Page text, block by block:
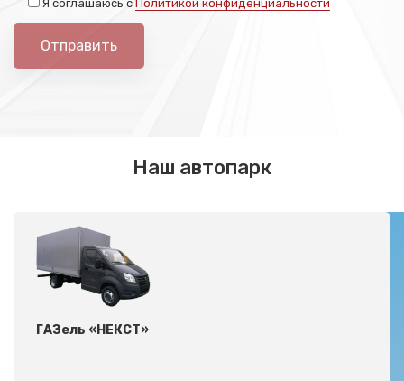
Я соглашаюсь с Политикой конфиденциальности
Отправить
Наш автопарк
ГАЗель «НЕКСТ»